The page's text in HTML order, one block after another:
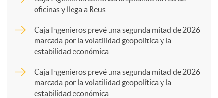
a
oficinas y llega a Reus
Caja Ingenieros prevé una segunda mitad de 2026
marcada por la volatilidad geopolítica y la
estabilidad económica
Caja Ingenieros prevé una segunda mitad de 2026
marcada por la volatilidad geopolítica y la
estabilidad económica